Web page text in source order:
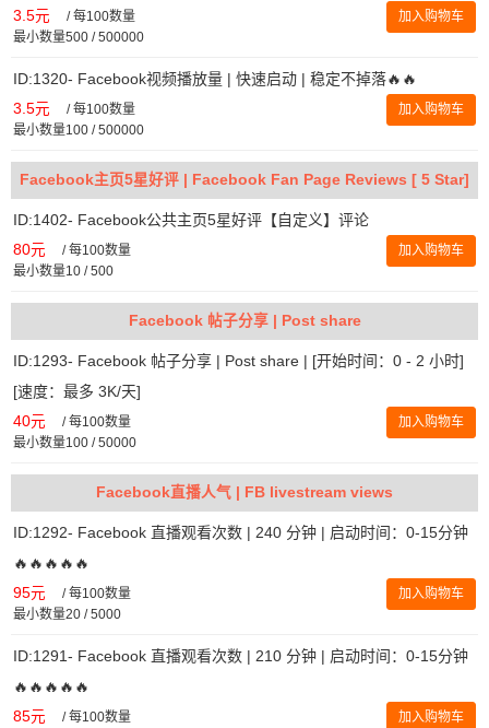
3.5元 /每100数量
最小数量500 / 500000
加入购物车
ID:1320- Facebook视频播放量 | 快速启动 | 稳定不掉落🔥🔥
3.5元 /每100数量
最小数量100 / 500000
加入购物车
Facebook主页5星好评 | Facebook Fan Page Reviews [ 5 Star]
ID:1402- Facebook公共主页5星好评【自定义】评论
80元 /每100数量
最小数量10 / 500
加入购物车
Facebook 帖子分享 | Post share
ID:1293- Facebook 帖子分享 | Post share | [开始时间：0 - 2 小时]
[速度：最多 3K/天]
40元 /每100数量
最小数量100 / 50000
加入购物车
Facebook直播人气 | FB livestream views
ID:1292- Facebook 直播观看次数 | 240 分钟 | 启动时间：0-15分钟
🔥🔥🔥🔥🔥
95元 /每100数量
最小数量20 / 5000
加入购物车
ID:1291- Facebook 直播观看次数 | 210 分钟 | 启动时间：0-15分钟
🔥🔥🔥🔥🔥
85元 /每100数量
加入购物车